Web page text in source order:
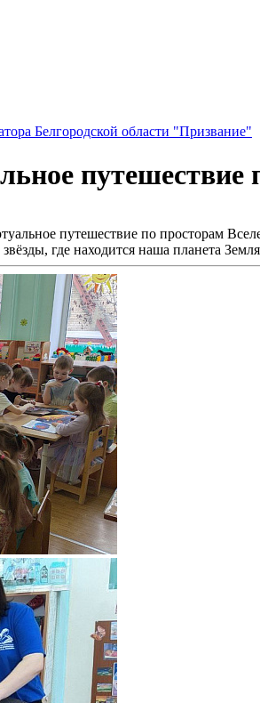
Белгородской области "Призвание"
путешествие
путешествие по просторам
где находится наша планета